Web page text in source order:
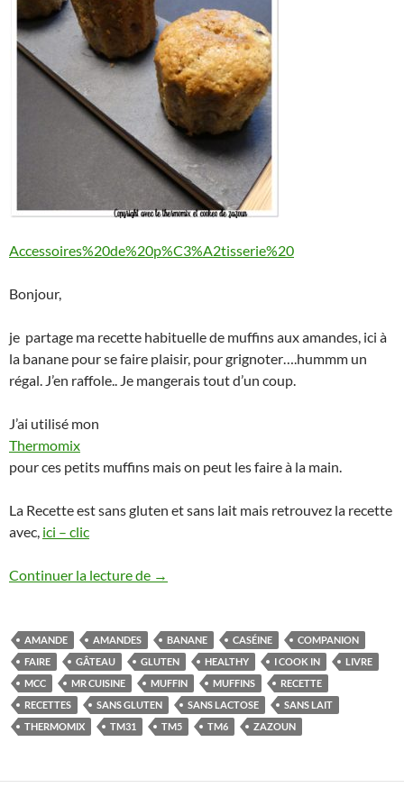
Accessoires%20de%20p%C3%A2tisserie%20
Bonjour,
je partage ma recette habituelle de muffins aux amandes, ici à
la banane pour se faire plaisir, pour grignoter….hummm un
régal. J’en raffole.. Je mangerais tout d’un coup.
J’ai utilisé mon
Thermomix
pour ces petits muffins mais on peut les faire à la main.
La Recette est sans gluten et sans lait mais retrouvez la recette
avec, ici – clic
Continuer la lecture de Muffins amande et banane au
→
AMANDE AMANDES BANANE CASÉINE
COMPANION
FAIRE
GÂTEAU GLUTEN HEALTHY I COOK IN
LIVRE
MCC
MR CUISINE MUFFIN MUFFINS
RECETTE
RECETTES
SANS GLUTEN SANS LACTOSE
SANS LAIT
THERMOMIX
TM31 TM5 TM6 ZAZOUN